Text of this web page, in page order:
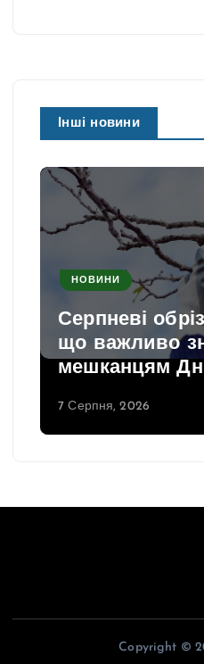
Інші новини
НОВИНИ
Серпневі
що важливо
мешканцям
7 Серпня, 2026
Copyright ©